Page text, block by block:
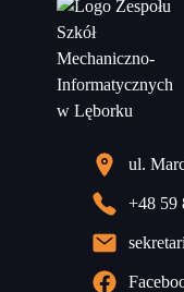
ul.
+48 59